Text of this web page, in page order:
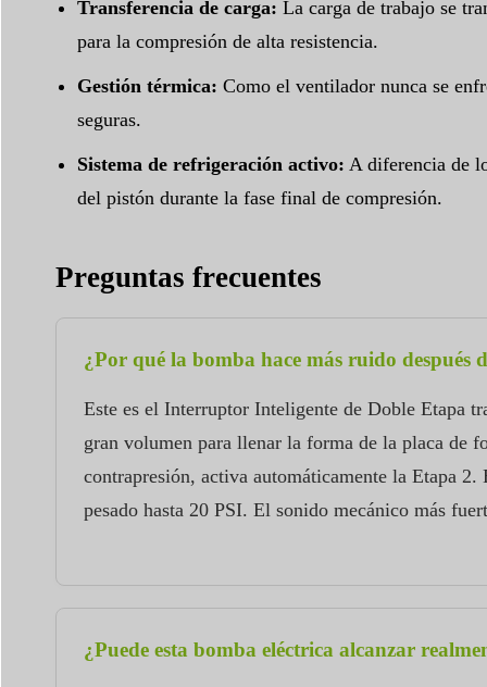
Transferencia de carga: La carga de trabajo se
para la compresión de alta resistencia.
Gestión térmica: Como el ventilador nunca se
seguras.
Sistema de refrigeración activo: A diferencia de
del pistón durante la fase final de compresión.
Preguntas frecuentes
¿Por qué la bomba hace más ruido
Este es el Interruptor Inteligente de Doble Etapa
gran volumen para llenar la forma de la placa de
contrapresión, activa automáticamente la Etapa
pesado hasta 20 PSI. El sonido mecánico más
¿Puede esta bomba eléctrica alcanzar